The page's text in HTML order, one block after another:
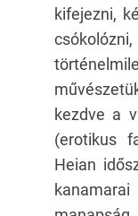
kifejezni,
kezdve a
(erotikus
Heian